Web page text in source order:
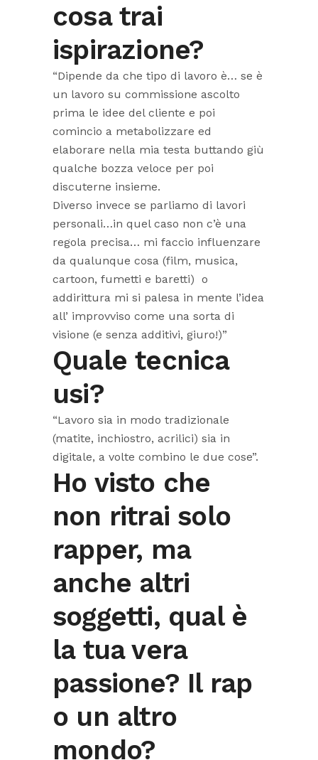
cosa trai
ispirazione?
“Dipende da che tipo di lavoro è… se è
un lavoro su commissione ascolto
prima le idee del cliente e poi
comincio a metabolizzare ed
elaborare nella mia testa buttando giù
qualche bozza veloce per poi
discuterne insieme.
Diverso invece se parliamo di lavori
personali…in quel caso non c’è una
regola precisa… mi faccio influenzare
da qualunque cosa (film, musica,
cartoon, fumetti e baretti) o
addirittura mi si palesa in mente l’idea
all’ improvviso come una sorta di
visione (e senza additivi, giuro!)”
Quale tecnica
usi?
“Lavoro sia in modo tradizionale
(matite, inchiostro, acrilici) sia in
digitale, a volte combino le due cose”.
Ho visto che
non ritrai solo
rapper, ma
anche altri
soggetti, qual è
la tua vera
passione? Il rap
o un altro
mondo?